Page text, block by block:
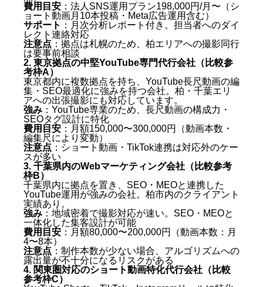
費用目安 ：法人SNS運用プラン198,000円/月〜（シ
ョート動画月10本投稿・Meta広告運用含む）
サポート ：月次分析レポート付き。担当者へのダイ
レクト連絡対応
注意点 ：拠点は札幌のため、柏エリアへの撮影同行
は要事前相談
2. 東京拠点の中堅YouTube専門代行会社（比較参
考枠A）
東京都内に複数拠点を持ち、YouTube長尺動画の編
集・SEO最適化に強みを持つ会社。柏・千葉エリ
アへの出張撮影にも対応しています。
強み ：YouTube専業のため、長尺動画の構成力・
SEOタグ設計に特化
費用目安 ：月額150,000〜300,000円（動画本数・
編集尺により変動）
注意点 ：ショート動画・TikTok連携は対応外のケー
スが多い
3. 千葉県内のWebマーケティング会社（比較参考
枠B）
千葉県内に拠点を置き、SEO・MEOと連携した
YouTube運用が強みの会社。柏市内のクライアント
実績あり。
強み ：地域密着で撮影対応が速い。SEO・MEOと
一体化した集客設計が可能
費用目安 ：月額80,000〜200,000円（動画本数：月
4〜8本）
注意点 ：制作本数が少ない場合、アルゴリズムへの
露出量が不十分になるリスクがある
4. 関東圏対応のショート動画特化代行会社（比較
参考枠C）